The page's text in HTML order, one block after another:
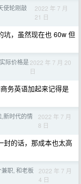
使轮刚敲
2022 年 7 月
21 日
坑，虽然现在也 60w 但
际价格是2022 年 7 月 20
日
务英语加起来记得是
新时代的情
2022 年 7 月
8 日
封的话，那成本也太高
职, 和老板
2022 年 7 月
4 日